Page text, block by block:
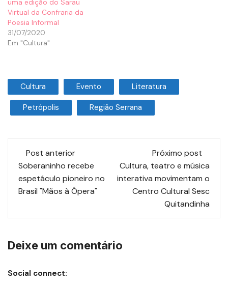
uma edição do Sarau
Virtual da Confraria da
Poesia Informal
31/07/2020
Em "Cultura"
Cultura Evento Literatura
Petrópolis Região Serrana
Post anterior
Soberaninho recebe
espetáculo pioneiro no
Brasil "Mãos à Ópera"
Próximo post
Cultura, teatro e música
interativa movimentam o
Centro Cultural Sesc
Quitandinha
Deixe um comentário
Social connect: